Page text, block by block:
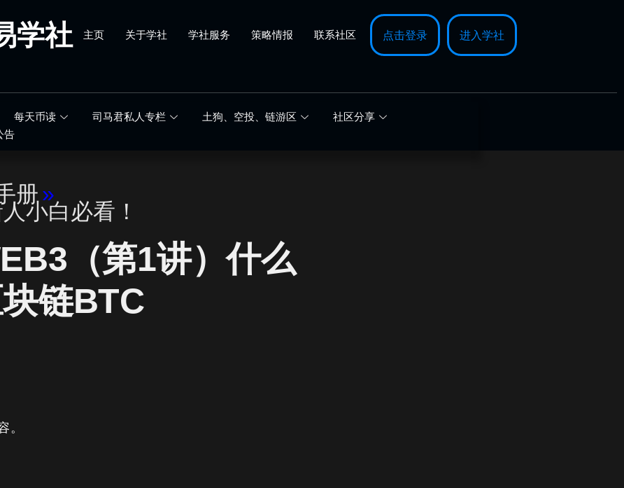
学社 主页 关于学社 学社服务 策略情报 联系社区 点击登录 进入学社
每天币读 司马君私人专栏 土狗、空投、链游区
社区分享
告
册»
小白必看！
（第1讲）什么
链BTC
。